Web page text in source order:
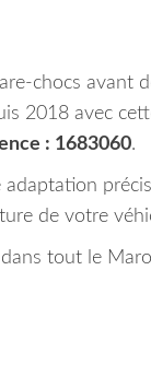
chocs avant
2018 avec
: 1683060.
de votre
tout le